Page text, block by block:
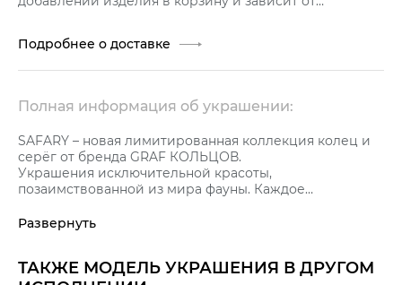
Подробнее о доставке
Полная информация об украшении:
SAFARY – новая лимитированная коллекция колец и
серёг от бренда GRAF КОЛЬЦОВ.
Украшения исключительной красоты,
позаимствованной из мира фауны. Каждое
обладающее своим неповторимым характером,
Кольца и серьги коллекции созданы в удивительных
Развернуть
ТАКЖЕ МОДЕЛЬ УКРАШЕНИЯ В ДРУГОМ